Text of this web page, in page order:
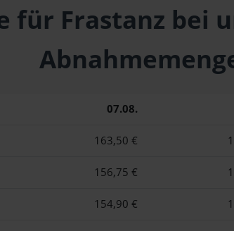
für Frastanz bei
07.08.
163,50 €
156,75 €
154,90 €